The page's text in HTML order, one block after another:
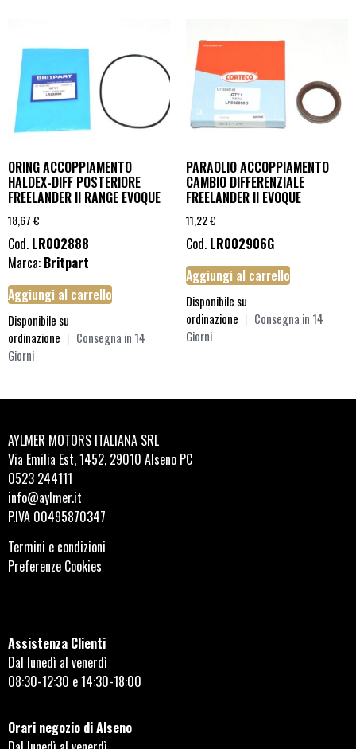
ORING ACCOPPIAMENTO
HALDEX-DIFF POSTERIORE
FREELANDER II RANGE EVOQUE
18,67€
Cod. LR002888
Marca: Britpart
Aggiungi al carrello
Disponibile su
ordinazione | Consegna in 14
Giorni
PARAOLIO ACCOPPIAMENTO
CAMBIO DIFFERENZIALE
FREELANDER II EVOQUE
11,22€
Cod. LR002906G
Aggiungi al carrello
Disponibile su
ordinazione | Consegna in 14
Giorni
AYLMER MOTORS ITALIANA SRL
Via Emilia Est, 1452, 29010 Alseno PC
0523 244111
info@aylmer.it
P.IVA 00495870347
Termini e condizioni
Preferenze Cookies
Assistenza Clienti
Dal lunedì al venerdì
08:30-12:30 e 14:30-18:00
Orari negozio di Alseno